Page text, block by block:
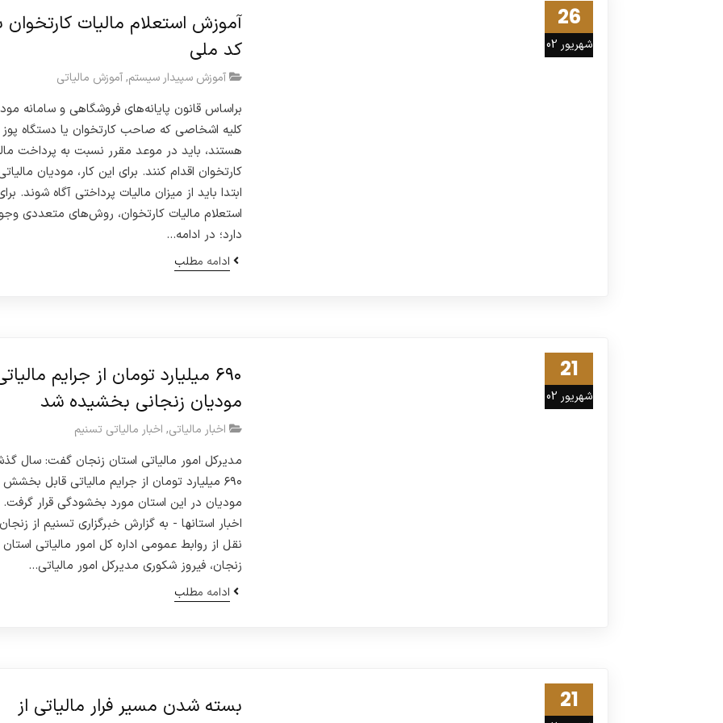
26
شهریور 02
آموزش استعلام مالیات کارتخوان
کد ملی
آموزش سپیدار سیستم,آموزش مالیاتی
براساس قانون پایانه‌های فروشگاهی و سامانه
کلیه اشخاصی که صاحب کارتخوان یا دستگاه پوز
هستند، باید در موعد مقرر نسبت به پرداخت
کارتخوان اقدام کنند. برای این کار، مودیان
ابتدا باید از میزان مالیات پرداختی آگاه شوند.
استعلام مالیات کارتخوان، روش‌های متعددی
دارد؛ در ادامه…
ادامه مطلب
21
شهریور 02
۶۹۰ میلیارد تومان از جرایم
مودیان زنجانی بخشیده شد
اخبار مالیاتی, اخبار مالیاتی تسنیم
مدیرکل امور مالیاتی استان زنجان گفت: سال
۶۹۰ میلیارد تومان از جرایم مالیاتی قابل بخشش
مودیان در این استان مورد بخشودگی قرار
اخبار استانها - به گزارش خبرگزاری تسنیم از
نقل از روابط عمومی اداره کل امور مالیاتی استان
زنجان، فیروز شکوری مدیرکل امور مالیاتی…
ادامه مطلب
21
بسته شدن مسیر فرار مالیاتی از